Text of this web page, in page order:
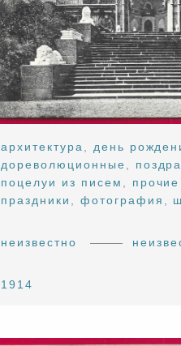
архитектура день
дореволюционные
поцелуи из писем
праздники
фотография
неизвестно
1914